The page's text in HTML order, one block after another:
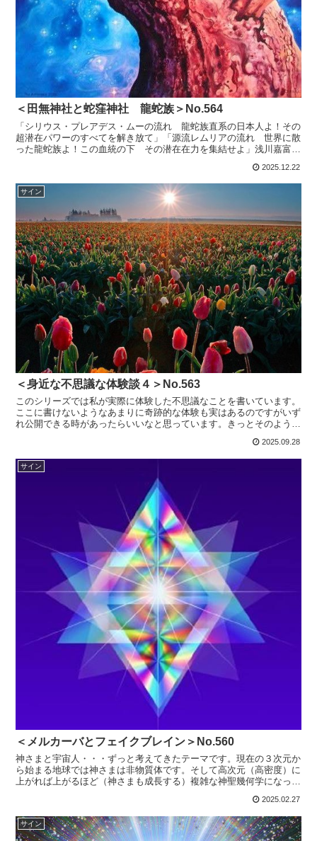
＜田無神社と蛇窪神社 龍蛇族＞No.564
「シリウス・プレアデス・ムーの流れ 龍蛇族直系の日本人よ！その
超潜在パワーのすべてを解き放て」「源流レムリアの流れ 世界に散
った龍蛇族よ！この血統の下 その潜在在力を集結せよ」浅川嘉富氏
2025.12.22
サイン
＜身近な不思議な体験談４＞No.563
このシリーズでは私が実際に体験した不思議なことを書いています。
ここに書けないようなあまりに奇跡的な体験も実はあるのですがいず
れ公開できる時があったらいいなと思っています。きっとそのような
2025.09.28
サイン
＜メルカーバとフェイクブレイン＞No.560
神さまと宇宙人・・・ずっと考えてきたテーマです。現在の３次元か
ら始まる地球では神さまは非物質体です。そして高次元（高密度）に
上がれば上がるほど（神さまも成長する）複雑な神聖幾何学になって
2025.02.27
サイン